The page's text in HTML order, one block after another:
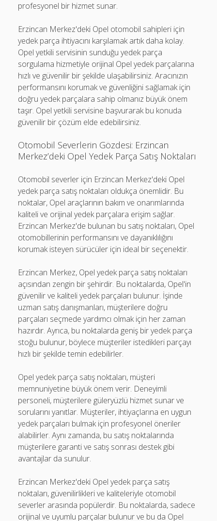
profesyonel bir hizmet sunar.
Erzincan Merkez'deki Opel otomobil sahipleri için
yedek parça ihtiyacını karşılamak artık daha kolay.
Opel yetkili servisinin sunduğu yedek parça
sorgulama hizmetiyle orijinal Opel yedek parçalarına
hızlı ve güvenilir bir şekilde ulaşabilirsiniz. Aracınızın
performansını korumak ve güvenliğini sağlamak için
doğru yedek parçalara sahip olmanız büyük önem
taşır. Opel yetkili servisine başvurarak bu konuda
güvenilir bir çözüm elde edebilirsiniz.
Otomobil Severlerin Gözdesi: Erzincan
Merkez’deki Opel Yedek Parça Satış Noktaları
Otomobil severler için Erzincan Merkez'deki Opel
yedek parça satış noktaları oldukça önemlidir. Bu
noktalar, Opel araçlarının bakım ve onarımlarında
kaliteli ve orijinal yedek parçalara erişim sağlar.
Erzincan Merkez'de bulunan bu satış noktaları, Opel
otomobillerinin performansını ve dayanıklılığını
korumak isteyen sürücüler için ideal bir seçenektir.
Erzincan Merkez, Opel yedek parça satış noktaları
açısından zengin bir şehirdir. Bu noktalarda, Opel'in
güvenilir ve kaliteli yedek parçaları bulunur. İşinde
uzman satış danışmanları, müşterilere doğru
parçaları seçmede yardımcı olmak için her zaman
hazırdır. Ayrıca, bu noktalarda geniş bir yedek parça
stoğu bulunur, böylece müşteriler istedikleri parçayı
hızlı bir şekilde temin edebilirler.
Opel yedek parça satış noktaları, müşteri
memnuniyetine büyük önem verir. Deneyimli
personeli, müşterilere güleryüzlü hizmet sunar ve
sorularını yanıtlar. Müşteriler, ihtiyaçlarına en uygun
yedek parçaları bulmak için profesyonel öneriler
alabilirler. Aynı zamanda, bu satış noktalarında
müşterilere garanti ve satış sonrası destek gibi
avantajlar da sunulur.
Erzincan Merkez'deki Opel yedek parça satış
noktaları, güvenilirlikleri ve kaliteleriyle otomobil
severler arasında popülerdir. Bu noktalarda, sadece
orijinal ve uyumlu parçalar bulunur ve bu da Opel